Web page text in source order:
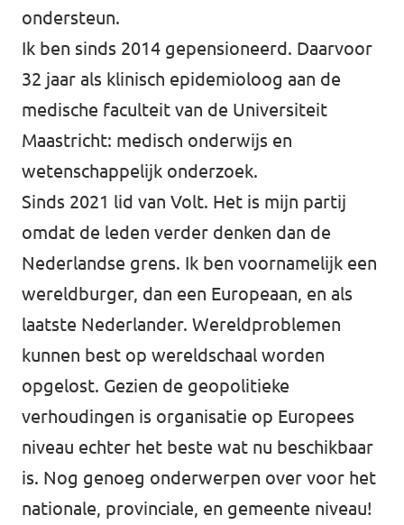
ondersteun.
Ik ben sinds 2014 gepensioneerd. Daarvoor
32 jaar als klinisch epidemioloog aan de
medische faculteit van de Universiteit
Maastricht: medisch onderwijs en
wetenschappelijk onderzoek.
Sinds 2021 lid van Volt. Het is mijn partij
omdat de leden verder denken dan de
Nederlandse grens. Ik ben voornamelijk een
wereldburger, dan een Europeaan, en als
laatste Nederlander. Wereldproblemen
kunnen best op wereldschaal worden
opgelost. Gezien de geopolitieke
verhoudingen is organisatie op Europees
niveau echter het beste wat nu beschikbaar
is. Nog genoeg onderwerpen over voor het
nationale, provinciale, en gemeente niveau!